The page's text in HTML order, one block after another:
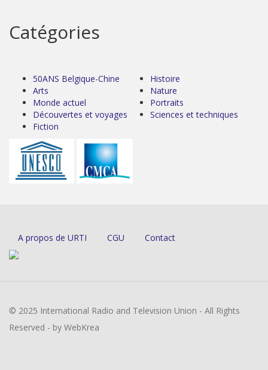
Catégories
50ANS Belgique-Chine
Arts
Monde actuel
Découvertes et voyages
Fiction
Histoire
Nature
Portraits
Sciences et techniques
A propos de URTI CGU Contact
© 2025 International Radio and Television Union - All Rights
Reserved - by WebKrea